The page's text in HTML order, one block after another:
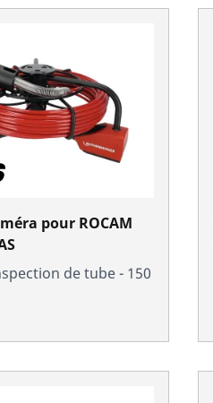
pour ROCAM
de tube - 150